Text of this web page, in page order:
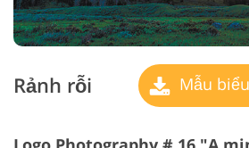
Rảnh rỗi Mẫu